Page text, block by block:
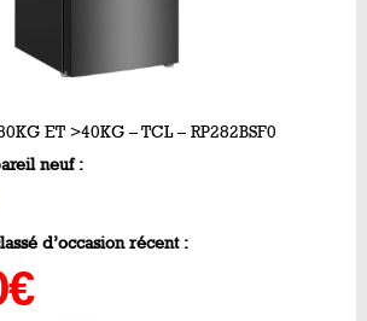
ET >40KG – TCL – RP282BSF0
neuf :
d’occasion récent :